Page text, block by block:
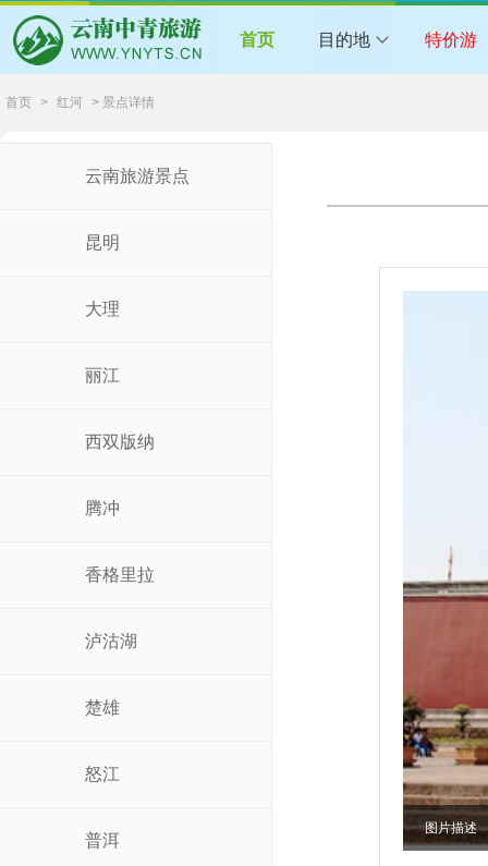
首页 目的地 特价游
首页 > 红河 > 景点详情
云南旅游景点
昆明
大理
丽江
西双版纳
腾冲
香格里拉
泸沽湖
楚雄
怒江
普洱
图片描述